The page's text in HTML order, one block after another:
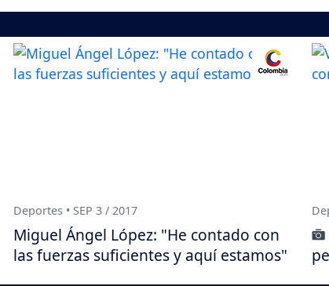
Deportes • SEP 3 / 2017
Miguel Ángel López: "He contado con
las fuerzas suficientes y aquí estamos"